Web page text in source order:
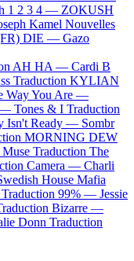
1 2 3 4 — ZOKUSH
Kamel Nouvelles
DIE — Gazo
AH HA — Cardi B
Traduction KYLIAN
Way You Are —
— Tones & I Traduction
Isn't Ready — Sombr
MORNING DEW
Muse Traduction The
Camera — Charli
House Mafia
Traduction 99% — Jessie
Bizarre —
Donn Traduction